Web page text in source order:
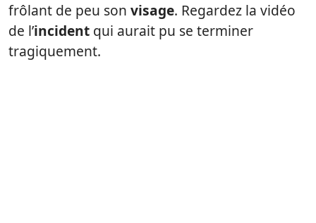
frôlant de peu son visage. Regardez la vidéo
de l’incident qui aurait pu se terminer
tragiquement.